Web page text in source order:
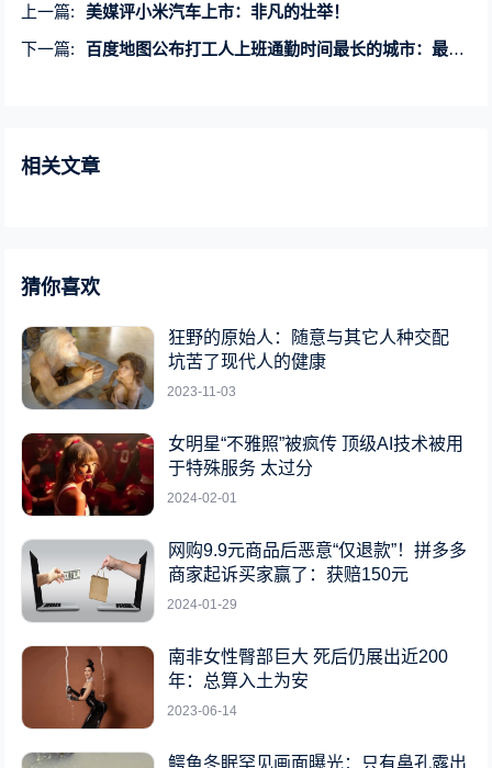
上一篇:
美媒评小米汽车上市：非凡的壮举！
下一篇:
百度地图公布打工人上班通勤时间最长的城市：最高平均超44分钟
相关文章
猜你喜欢
狂野的原始人：随意与其它人种交配
坑苦了现代人的健康
2023-11-03
女明星“不雅照”被疯传 顶级AI技术被用
于特殊服务 太过分
2024-02-01
网购9.9元商品后恶意“仅退款”！拼多多
商家起诉买家赢了：获赔150元
2024-01-29
南非女性臀部巨大 死后仍展出近200
年：总算入土为安
2023-06-14
鳄鱼冬眠罕见画面曝光：只有鼻孔露出